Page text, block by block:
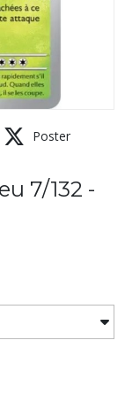
Poster
7/132 -